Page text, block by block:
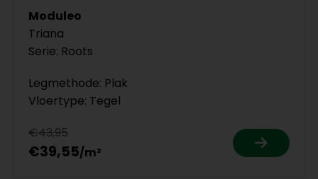
Moduleo
Triana
Serie: Roots
Legmethode: Plak
Vloertype: Tegel
€43,95
€39,55